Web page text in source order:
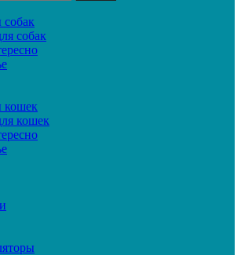
собак
кошек
кошек